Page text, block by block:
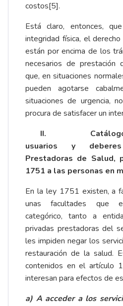
costos[5].
Está claro, entonces,
integridad física, el
están por encima de los
necesarios de prestación
que, en situaciones
pueden agotarse
situaciones de urgencia,
procura de satisfacer un
II.
usuarios y
Prestadoras de Salud,
1751 a las personas en
En la ley 1751 existen, a
unas facultades que
categórico, tanto a
privadas prestadoras del
les impiden negar los
restauración de la salud.
contenidos en el artículo
interesan para efectos de
a) A acceder a los